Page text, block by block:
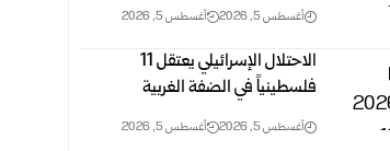
أغسطس 5, 2026 أغسطس 5, 2026
الاحتلال الإسرائيلي يعتقل 11
فلسطينياً في الضفة الغربية
أغسطس 5, 2026 أغسطس 5, 2026